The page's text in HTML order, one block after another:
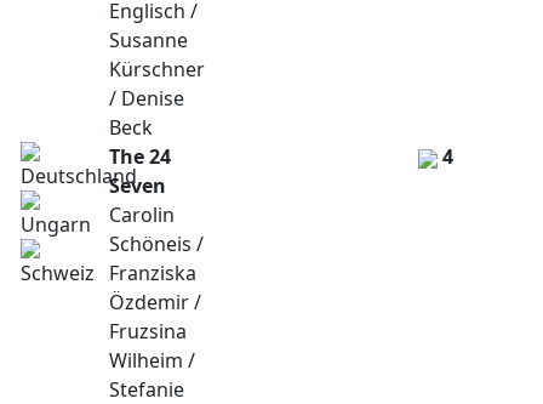
Englisch /
Susanne
Kürschner
/ Denise
Beck
The 24
Seven
Carolin
Schöneis /
Franziska
Özdemir /
Fruzsina
Wilheim /
Stefanie
4